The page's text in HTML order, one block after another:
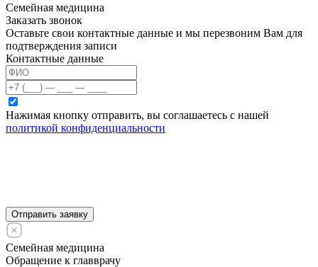
Семейная медицина
Заказать звонок
Оставьте свои контактные данные и мы перезвоним Вам для
подтверждения записи
Контактные данные
Нажимая кнопку отправить, вы соглашаетесь с нашей
политикой конфиденциальности
Отправить заявку
Семейная медицина
Обращение к главврачу